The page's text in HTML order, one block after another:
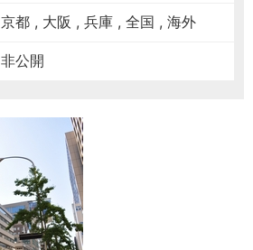
京都 , 大阪 , 兵庫 , 全国 , 海外
非公開